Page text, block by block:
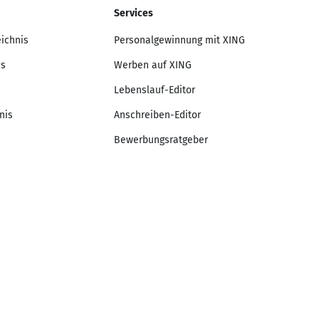
Services
Personalgewinnung mit XING
Werben auf XING
Lebenslauf-Editor
Anschreiben-Editor
Bewerbungsratgeber